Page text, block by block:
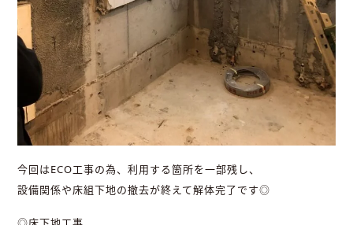
今回はECO工事の為、利用する箇所を一部残し、
設備関係や床組下地の撤去が終えて解体完了です◎